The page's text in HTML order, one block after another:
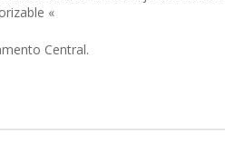
«
Central.